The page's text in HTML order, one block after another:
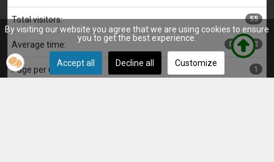
Total visitors: 55
Average time: 00:00:02
Page per user: 1
By visiting our website you agree that we are using cookies to ensure
you to get the best experience.
Accept all Decline all Customize